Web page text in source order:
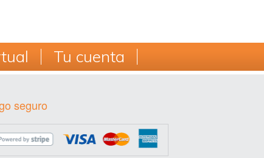
Tu cuenta
seguro